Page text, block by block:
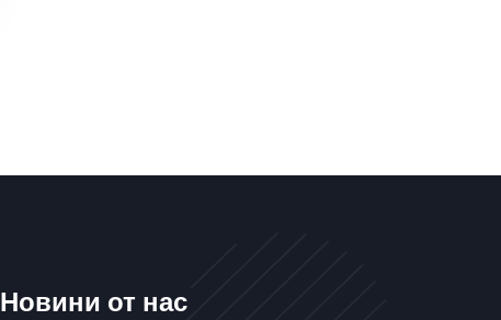
Новини от нас